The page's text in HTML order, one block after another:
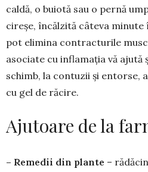
caldă, o buiotă sau o pernă
cireșe, încăl­zită câteva
pot eli­mina contracturile
aso­ciate cu infla­mația vă ajută
schimb, la con­tuzii și entorse,
cu gel de răcire.
Ajutoare de la
– Remedii din plante –